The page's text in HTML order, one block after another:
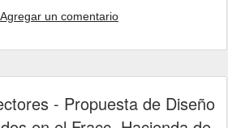
Agregar un comentario
- Propuesta de Diseño